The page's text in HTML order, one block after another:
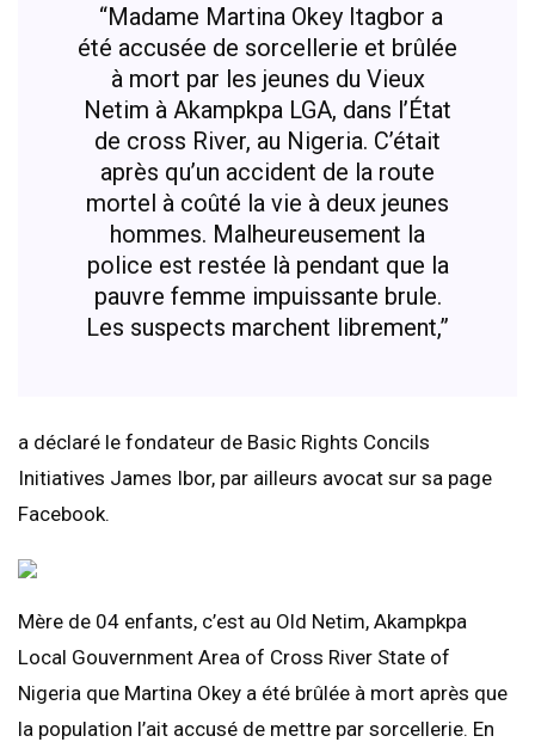
“Madame Martina Okey Itagbor a
été accusée de sorcellerie et brûlée
à mort par les jeunes du Vieux
Netim à Akampkpa LGA, dans l’État
de cross River, au Nigeria. C’était
après qu’un accident de la route
mortel à coûté la vie à deux jeunes
hommes. Malheureusement la
police est restée là pendant que la
pauvre femme impuissante brule.
Les suspects marchent librement,”
a déclaré le fondateur de Basic Rights Concils
Initiatives James Ibor, par ailleurs avocat sur sa page
Facebook.
Mère de 04 enfants, c’est au Old Netim, Akampkpa
Local Gouvernment Area of Cross River State of
Nigeria que Martina Okey a été brûlée à mort après que
la population l’ait accusé de mettre par sorcellerie. En